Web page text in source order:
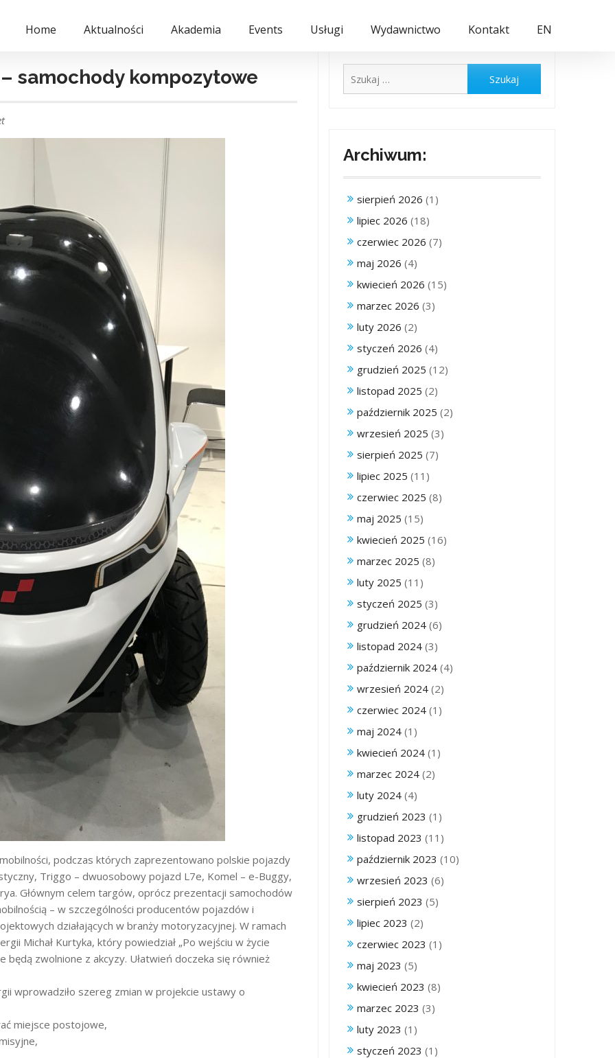
Home Aktualności Akademia Events Usługi Wydawnictwo Kontakt EN
samochody kompozytowe
podczas których zaprezentowano polskie pojazdy
Triggo – dwuosobowy pojazd L7e, Komel – e-Buggy,
Głównym celem targów, oprócz prezentacji samochodów
– w szczególności producentów pojazdów i
działających w branży motoryzacyjnej. W ramach
Michał Kurtyka, który powiedział „Po wejściu w życie
zwolnione z akcyzy. Ułatwień doczeka się również
wprowadziło szereg zmian w projekcie ustawy o
miejsce postojowe,
Archiwum:
sierpień 2026 (1)
lipiec 2026 (18)
czerwiec 2026 (7)
maj 2026 (4)
kwiecień 2026 (15)
marzec 2026 (3)
luty 2026 (2)
styczeń 2026 (4)
grudzień 2025 (12)
listopad 2025 (2)
październik 2025 (2)
wrzesień 2025 (3)
sierpień 2025 (7)
lipiec 2025 (11)
czerwiec 2025 (8)
maj 2025 (15)
kwiecień 2025 (16)
marzec 2025 (8)
luty 2025 (11)
styczeń 2025 (3)
grudzień 2024 (6)
listopad 2024 (3)
październik 2024 (4)
wrzesień 2024 (2)
czerwiec 2024 (1)
maj 2024 (1)
kwiecień 2024 (1)
marzec 2024 (2)
luty 2024 (4)
grudzień 2023 (1)
listopad 2023 (11)
październik 2023 (10)
wrzesień 2023 (6)
sierpień 2023 (5)
lipiec 2023 (2)
czerwiec 2023 (1)
maj 2023 (5)
kwiecień 2023 (8)
marzec 2023 (3)
luty 2023 (1)
styczeń 2023 (1)